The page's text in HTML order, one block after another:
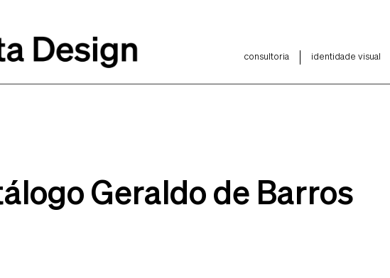
consultoria identidade visual
Geraldo de Barros